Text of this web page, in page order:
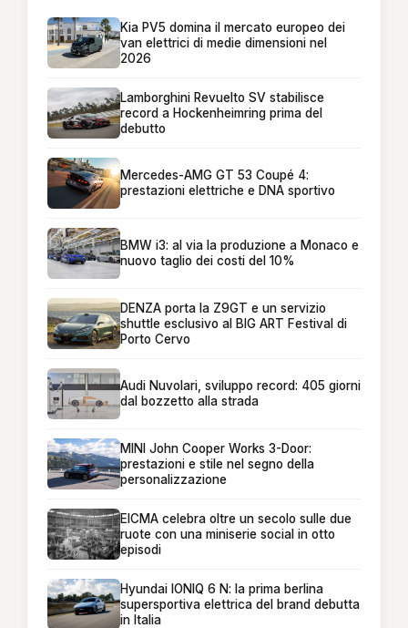
Kia PV5 domina il mercato europeo dei
van elettrici di medie dimensioni nel
2026
Lamborghini Revuelto SV stabilisce
record a Hockenheimring prima del
debutto
Mercedes-AMG GT 53 Coupé 4:
prestazioni elettriche e DNA sportivo
BMW i3: al via la produzione a Monaco e
nuovo taglio dei costi del 10%
DENZA porta la Z9GT e un servizio
shuttle esclusivo al BIG ART Festival di
Porto Cervo
Audi Nuvolari, sviluppo record: 405 giorni
dal bozzetto alla strada
MINI John Cooper Works 3-Door:
prestazioni e stile nel segno della
personalizzazione
EICMA celebra oltre un secolo sulle due
ruote con una miniserie social in otto
episodi
Hyundai IONIQ 6 N: la prima berlina
supersportiva elettrica del brand debutta
in Italia